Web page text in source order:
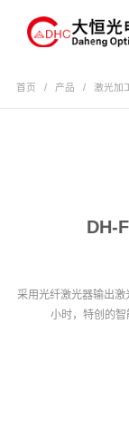
首页 / 产品 / 激光加
DH-
采用光纤激光器输出
小时，特创的智